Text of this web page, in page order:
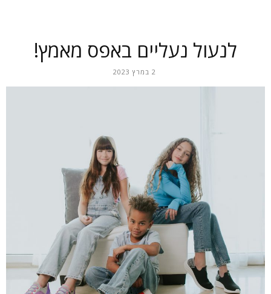
לנעול נעליים באפס מאמץ!
2 במרץ 2023